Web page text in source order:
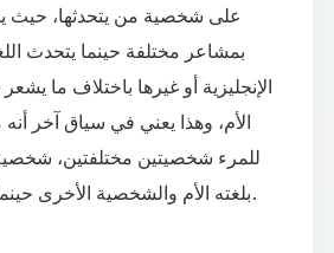
على شخصية من يتحدثها، حيث
بمشاعر مختلفة حينما يتحدث
الإنجليزية أو غيرها باختلاف ما
الأم، وهذا يعني في سياق آخر
للمرء شخصيتين مختلفتين،
بلغته الأم والشخصية الأخرى حينما يتحدث اللغة الثانية.